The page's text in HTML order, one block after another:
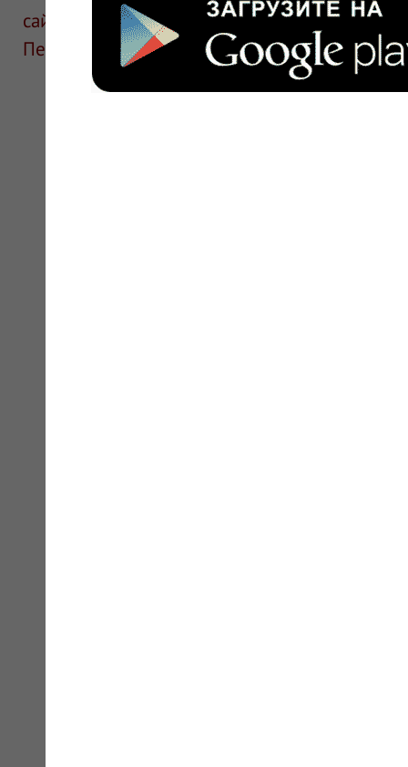
сайте для ознакомления и не является
Перед применением необходима